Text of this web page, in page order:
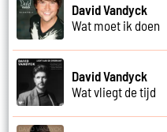
David Vandyck
Wat moet ik doen
David Vandyck
Wat vliegt de tijd